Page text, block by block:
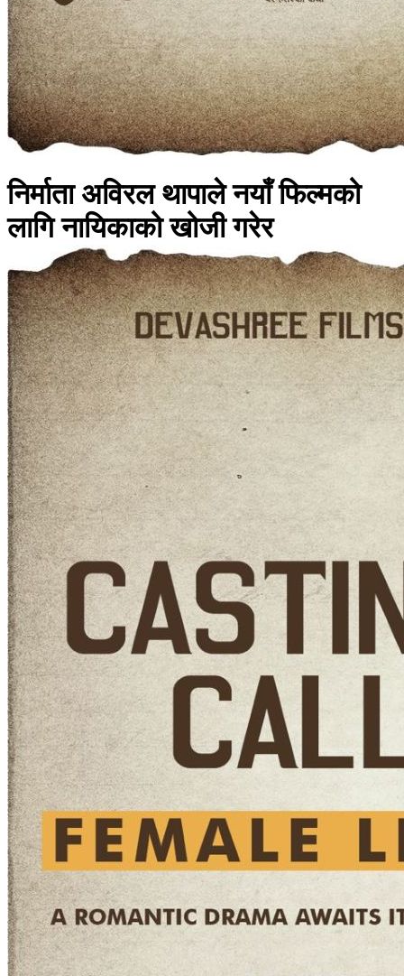
निर्माता अविरल थापाले नयाँ फिल्मको
लागि नायिकाको खोजी गरेर